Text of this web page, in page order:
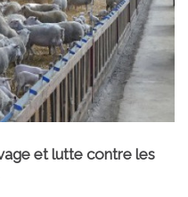
et lutte contre les